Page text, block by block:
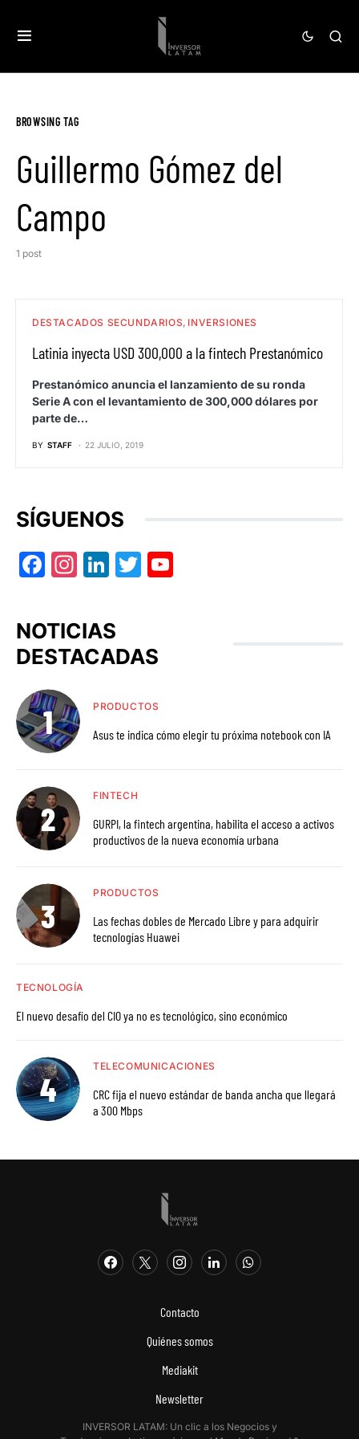
BROWSING TAG
Guillermo Gómez del
Campo
1 post
DESTACADOS SECUNDARIOS INVERSIONES
Latinia inyecta USD 300,000 a la fintech Prestanómico
Prestanómico anuncia el lanzamiento de su ronda
Serie A con el levantamiento de 300,000 dólares por
parte de…
BY STAFF 22 JULIO, 2019
SÍGUENOS
Facebook
Instagram
LinkedIn
Twitter
NOTICIAS
DESTACADAS
PRODUCTOS
Asus te indica cómo elegir tu próxima notebook con IA
FINTECH
GURPI, la fintech argentina, habilita el acceso a activos
productivos de la nueva economía urbana
PRODUCTOS
Las fechas dobles de Mercado Libre y para adquirir
tecnologías Huawei
TECNOLOGÍA
El nuevo desafío del CIO ya no es tecnológico, sino económico
TELECOMUNICACIONES
CRC fija el nuevo estándar de banda ancha que llegará
a 300 Mbps
Contacto
Quiénes somos
Mediakit
Newsletter
INVERSOR LATAM: Un clic a los Negocios y